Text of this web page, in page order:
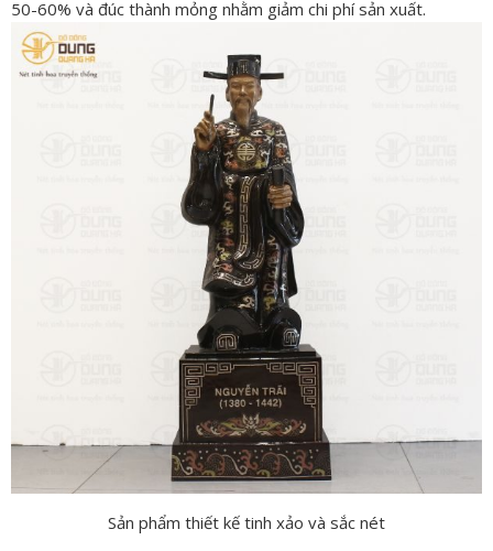
50-60% và đúc thành mỏng nhằm giảm chi phí sản xuất.
Sản phẩm thiết kế tinh xảo và sắc nét